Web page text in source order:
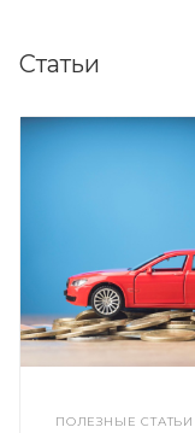
Статьи
ПОЛЕЗНЫЕ СТАТЬИ